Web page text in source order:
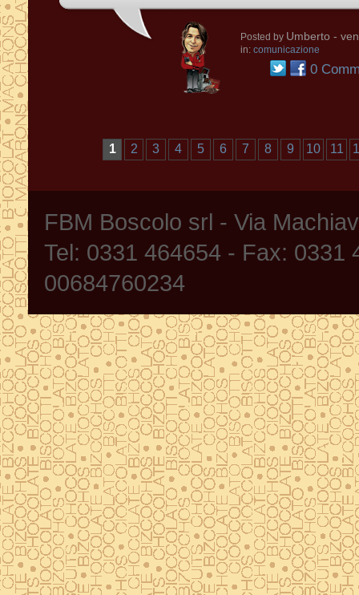
Posted by Umberto -
in: comunicazione
0
1 2 3 4 5 6 7 8 9 10 11
FBM Boscolo srl - Via
Tel: 0331 464654 - Fax: 0331
00684760234